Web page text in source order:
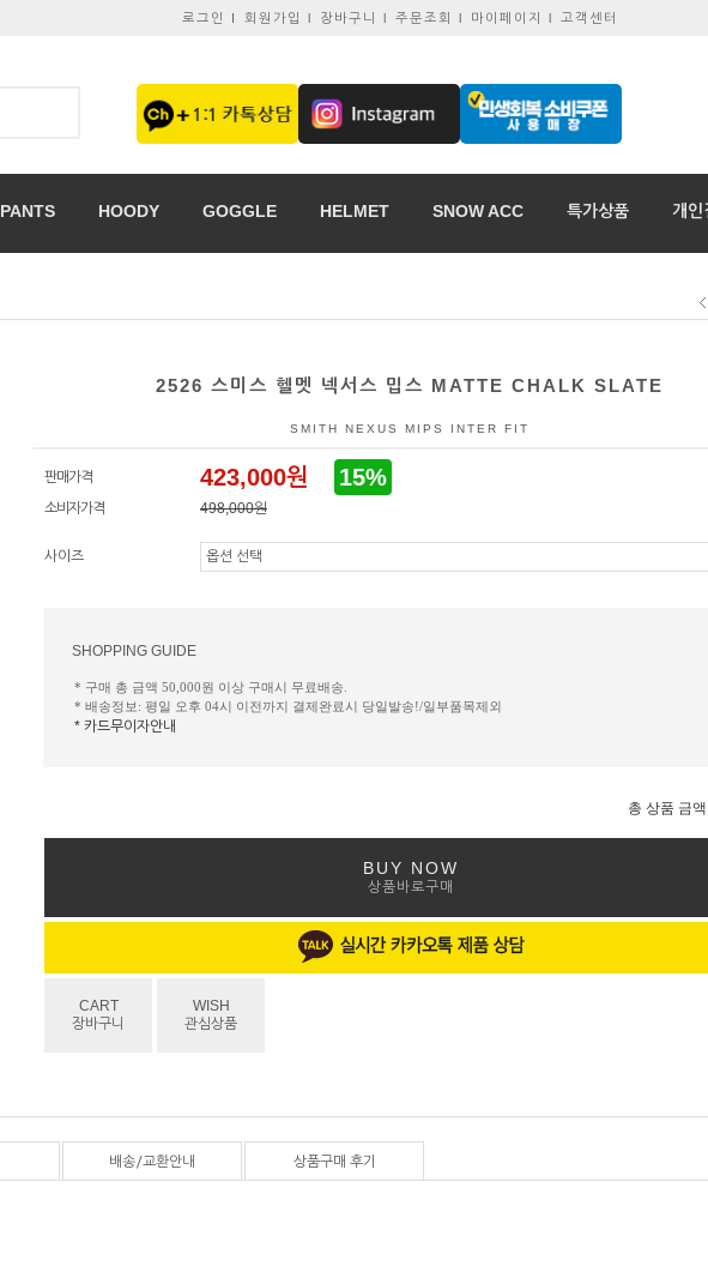
로그인 I 회원가입 l 장바구니 l 주문조회 l 마이페이지 l 고객센터
PANTS HOODY GOGGLE HELMET SNOW ACC 특가상품 개인
2526 스미스 헬멧 넥서스 밉스 MATTE CHALK SLATE
SMITH NEXUS MIPS INTER FIT
판매가격 423,000원 15%
소비자가격 498,000원
사이즈
SHOPPING GUIDE
* 구매 총 금액 50,000원 이상 구매시 무료배송.
* 배송정보: 평일 오후 04시 이전까지 결제완료시 당일발송!/일부품목제외
* 카드무이자안내
총 상품 금액
BUY NOW
상품바로구매
CART
장바구니
WISH
관심상품
배송/교환안내 상품구매 후기